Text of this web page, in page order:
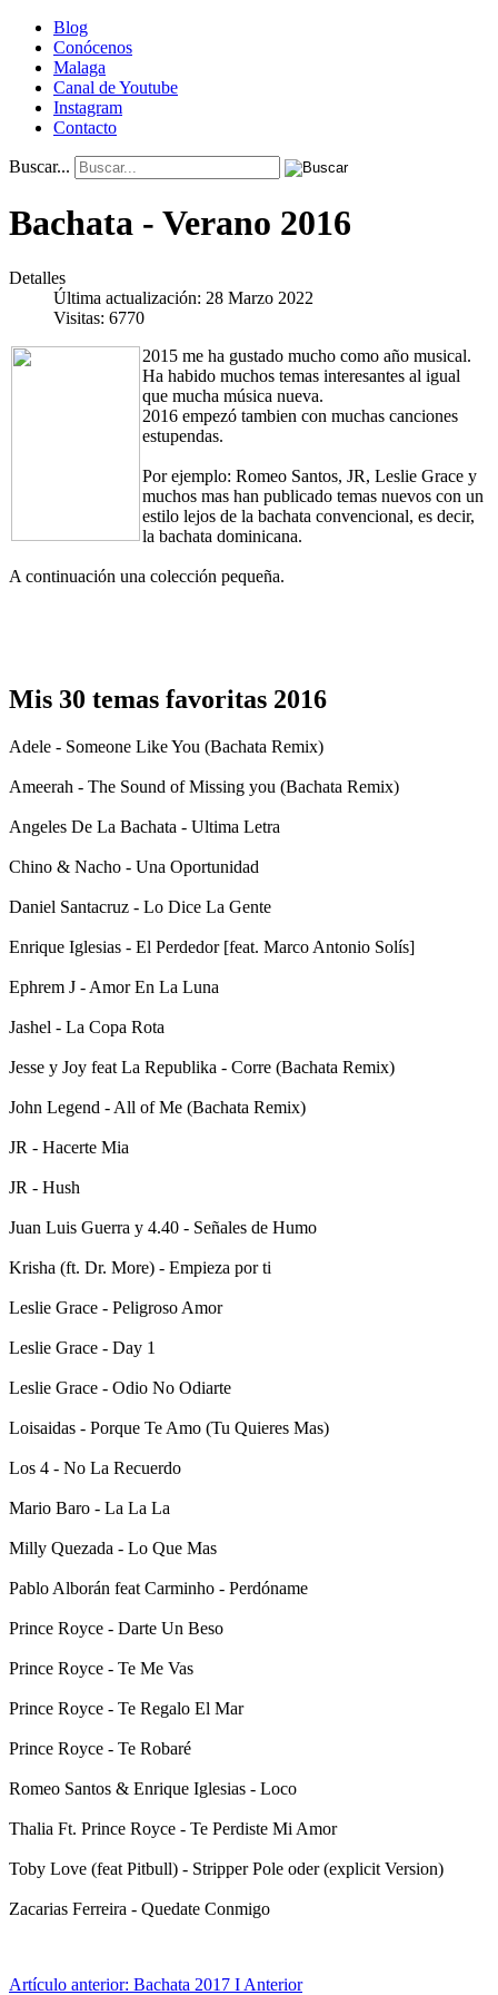
Blog
Conócenos
Malaga
Canal de Youtube
Instagram
Contacto
Buscar...
Bachata - Verano 2016
Detalles
Última actualización: 28 Marzo 2022
Visitas: 6770
2015 me ha gustado mucho como año musical.
Ha habido muchos temas interesantes al igual
que mucha música nueva.
2016 empezó tambien con muchas canciones
estupendas.
Por ejemplo: Romeo Santos, JR, Leslie Grace y
muchos mas han publicado temas nuevos con un
estilo lejos de la bachata convencional, es decir,
la bachata dominicana.
A continuación una colección pequeña.
Mis 30 temas favoritas 2016
Adele - Someone Like You (Bachata Remix)
Ameerah - The Sound of Missing you (Bachata Remix)
Angeles De La Bachata - Ultima Letra
Chino & Nacho - Una Oportunidad
Daniel Santacruz - Lo Dice La Gente
Enrique Iglesias - El Perdedor [feat. Marco Antonio Solís]
Ephrem J - Amor En La Luna
Jashel - La Copa Rota
Jesse y Joy feat La Republika - Corre (Bachata Remix)
John Legend - All of Me (Bachata Remix)
JR - Hacerte Mia
JR - Hush
Juan Luis Guerra y 4.40 - Señales de Humo
Krisha (ft. Dr. More) - Empieza por ti
Leslie Grace - Peligroso Amor
Leslie Grace - Day 1
Leslie Grace - Odio No Odiarte
Loisaidas - Porque Te Amo (Tu Quieres Mas)
Los 4 - No La Recuerdo
Mario Baro - La La La
Milly Quezada - Lo Que Mas
Pablo Alborán feat Carminho - Perdóname
Prince Royce - Darte Un Beso
Prince Royce - Te Me Vas
Prince Royce - Te Regalo El Mar
Prince Royce - Te Robaré
Romeo Santos & Enrique Iglesias - Loco
Thalia Ft. Prince Royce - Te Perdiste Mi Amor
Toby Love (feat Pitbull) - Stripper Pole oder (explicit Version)
Zacarias Ferreira - Quedate Conmigo
Artículo anterior: Bachata 2017 I Anterior